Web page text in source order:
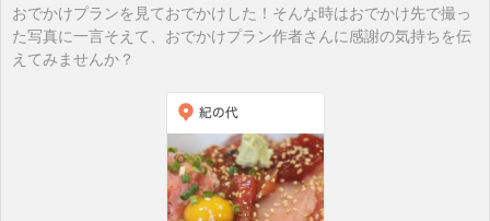
おでかけプランを見ておでかけした！そんな時はおでかけ先で撮っ
た写真に一言そえて、おでかけプラン作者さんに感謝の気持ちを伝
えてみませんか？